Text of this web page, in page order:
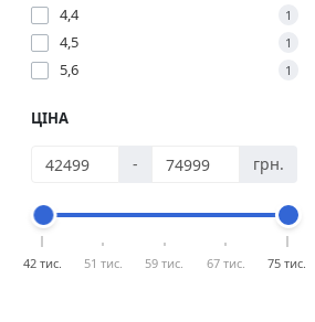
4,4
1
4,5 1
5,6 1
ЦІНА
- грн.
42 тис. 51 тис. 59 тис. 67 тис. 75 тис.